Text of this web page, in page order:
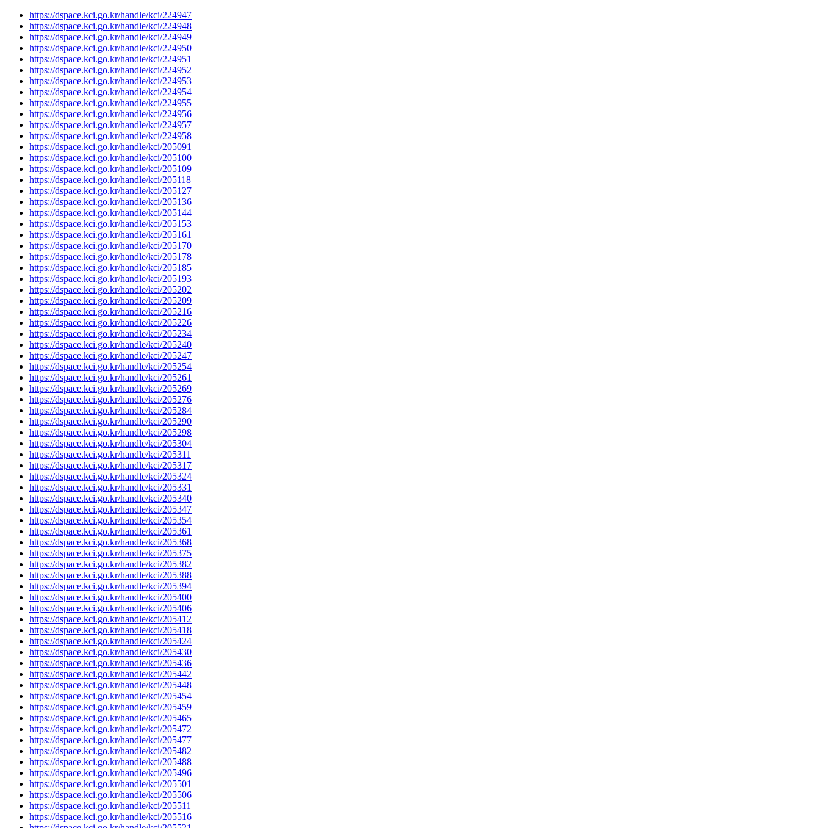
https://dspace.kci.go.kr/handle/kci/224947
https://dspace.kci.go.kr/handle/kci/224948
https://dspace.kci.go.kr/handle/kci/224949
https://dspace.kci.go.kr/handle/kci/224950
https://dspace.kci.go.kr/handle/kci/224951
https://dspace.kci.go.kr/handle/kci/224952
https://dspace.kci.go.kr/handle/kci/224953
https://dspace.kci.go.kr/handle/kci/224954
https://dspace.kci.go.kr/handle/kci/224955
https://dspace.kci.go.kr/handle/kci/224956
https://dspace.kci.go.kr/handle/kci/224957
https://dspace.kci.go.kr/handle/kci/224958
https://dspace.kci.go.kr/handle/kci/205091
https://dspace.kci.go.kr/handle/kci/205100
https://dspace.kci.go.kr/handle/kci/205109
https://dspace.kci.go.kr/handle/kci/205118
https://dspace.kci.go.kr/handle/kci/205127
https://dspace.kci.go.kr/handle/kci/205136
https://dspace.kci.go.kr/handle/kci/205144
https://dspace.kci.go.kr/handle/kci/205153
https://dspace.kci.go.kr/handle/kci/205161
https://dspace.kci.go.kr/handle/kci/205170
https://dspace.kci.go.kr/handle/kci/205178
https://dspace.kci.go.kr/handle/kci/205185
https://dspace.kci.go.kr/handle/kci/205193
https://dspace.kci.go.kr/handle/kci/205202
https://dspace.kci.go.kr/handle/kci/205209
https://dspace.kci.go.kr/handle/kci/205216
https://dspace.kci.go.kr/handle/kci/205226
https://dspace.kci.go.kr/handle/kci/205234
https://dspace.kci.go.kr/handle/kci/205240
https://dspace.kci.go.kr/handle/kci/205247
https://dspace.kci.go.kr/handle/kci/205254
https://dspace.kci.go.kr/handle/kci/205261
https://dspace.kci.go.kr/handle/kci/205269
https://dspace.kci.go.kr/handle/kci/205276
https://dspace.kci.go.kr/handle/kci/205284
https://dspace.kci.go.kr/handle/kci/205290
https://dspace.kci.go.kr/handle/kci/205298
https://dspace.kci.go.kr/handle/kci/205304
https://dspace.kci.go.kr/handle/kci/205311
https://dspace.kci.go.kr/handle/kci/205317
https://dspace.kci.go.kr/handle/kci/205324
https://dspace.kci.go.kr/handle/kci/205331
https://dspace.kci.go.kr/handle/kci/205340
https://dspace.kci.go.kr/handle/kci/205347
https://dspace.kci.go.kr/handle/kci/205354
https://dspace.kci.go.kr/handle/kci/205361
https://dspace.kci.go.kr/handle/kci/205368
https://dspace.kci.go.kr/handle/kci/205375
https://dspace.kci.go.kr/handle/kci/205382
https://dspace.kci.go.kr/handle/kci/205388
https://dspace.kci.go.kr/handle/kci/205394
https://dspace.kci.go.kr/handle/kci/205400
https://dspace.kci.go.kr/handle/kci/205406
https://dspace.kci.go.kr/handle/kci/205412
https://dspace.kci.go.kr/handle/kci/205418
https://dspace.kci.go.kr/handle/kci/205424
https://dspace.kci.go.kr/handle/kci/205430
https://dspace.kci.go.kr/handle/kci/205436
https://dspace.kci.go.kr/handle/kci/205442
https://dspace.kci.go.kr/handle/kci/205448
https://dspace.kci.go.kr/handle/kci/205454
https://dspace.kci.go.kr/handle/kci/205459
https://dspace.kci.go.kr/handle/kci/205465
https://dspace.kci.go.kr/handle/kci/205472
https://dspace.kci.go.kr/handle/kci/205477
https://dspace.kci.go.kr/handle/kci/205482
https://dspace.kci.go.kr/handle/kci/205488
https://dspace.kci.go.kr/handle/kci/205496
https://dspace.kci.go.kr/handle/kci/205501
https://dspace.kci.go.kr/handle/kci/205506
https://dspace.kci.go.kr/handle/kci/205511
https://dspace.kci.go.kr/handle/kci/205516